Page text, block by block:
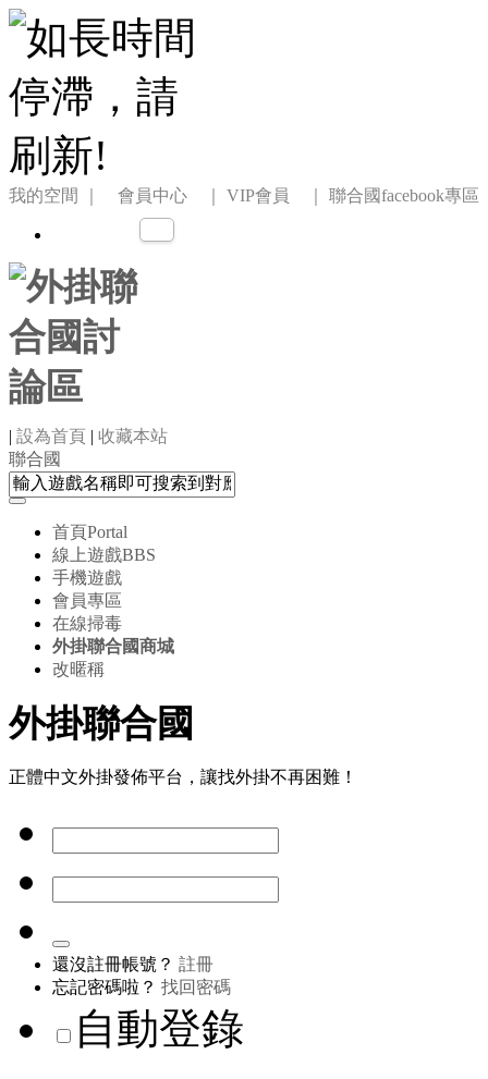
我的空間 ｜ 會員中心 ｜ VIP會員 ｜ 聯合國facebook專區
| 設為首頁 | 收藏本站
聯合國
首頁Portal
線上遊戲BBS
手機遊戲
會員專區
在線掃毒
外掛聯合國商城
改暱稱
外掛聯合國
正體中文外掛發佈平台，讓找外掛不再困難！
還沒註冊帳號？ 註冊
忘記密碼啦？ 找回密碼
自動登錄